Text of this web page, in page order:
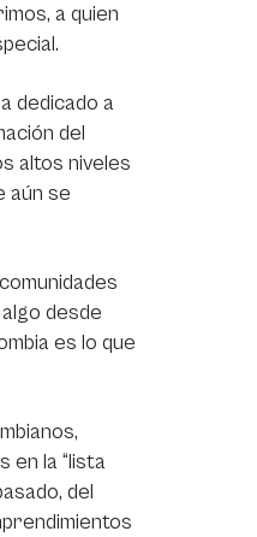
a quien
dedicado a
del
altos niveles
aún se
desde
es lo que
en la “lista
del